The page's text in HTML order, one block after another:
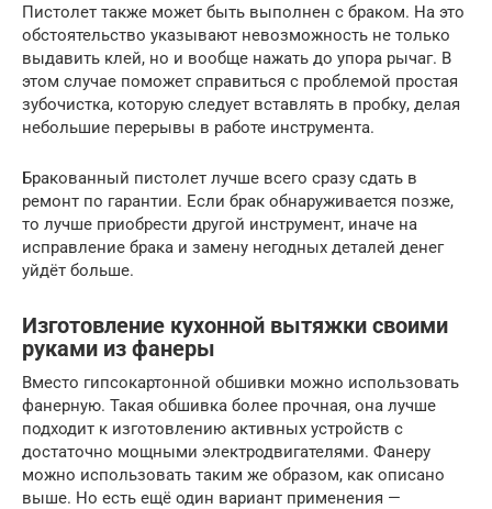
Пистолет также может быть выполнен с браком. На это
обстоятельство указывают невозможность не только
выдавить клей, но и вообще нажать до упора рычаг. В
этом случае поможет справиться с проблемой простая
зубочистка, которую следует вставлять в пробку, делая
небольшие перерывы в работе инструмента.
Бракованный пистолет лучше всего сразу сдать в
ремонт по гарантии. Если брак обнаруживается позже,
то лучше приобрести другой инструмент, иначе на
исправление брака и замену негодных деталей денег
уйдёт больше.
Изготовление кухонной вытяжки своими
руками из фанеры
Вместо гипсокартонной обшивки можно использовать
фанерную. Такая обшивка более прочная, она лучше
подходит к изготовлению активных устройств с
достаточно мощными электродвигателями. Фанеру
можно использовать таким же образом, как описано
выше. Но есть ещё один вариант применения —